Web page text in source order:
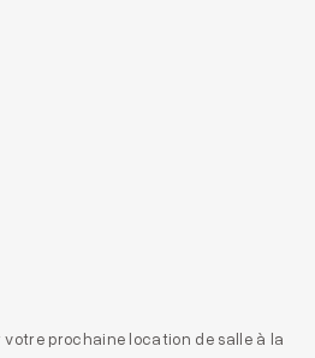
votre prochaine location de salle à la